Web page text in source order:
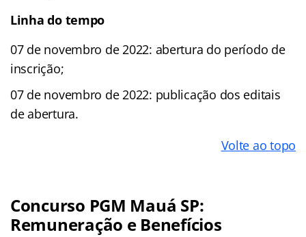
Linha do tempo
07 de novembro de 2022: abertura do período de
inscrição;
07 de novembro de 2022: publicação dos editais
de abertura.
Volte ao topo
Concurso PGM Mauá SP:
Remuneração e Benefícios